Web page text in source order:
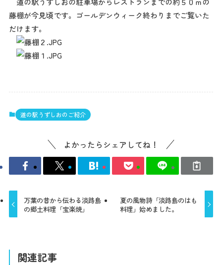
藤棚が今見頃です。ゴールデンウィーク終わりまでご覧いた
だけます。
道の駅うずしおのご紹介
よかったらシェアしてね！
万葉の昔から伝わる淡路島
の郷土料理「宝楽焼」
夏の風物詩「淡路島のはも
料理」始めました。
関連記事